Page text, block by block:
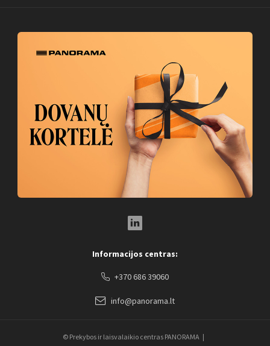
Informacijos centras:
+370 686 39060
info@panorama.lt
© Prekybos ir laisvalaikio centras PANORAMA